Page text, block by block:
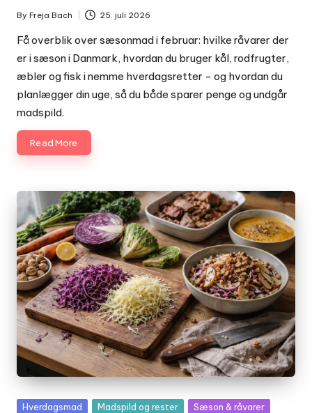
Posted
by
By Freja Bach 25. juli 2026
Få overblik over sæsonmad i februar: hvilke råvarer der
er i sæson i Danmark, hvordan du bruger kål, rodfrugter,
æbler og fisk i nemme hverdagsretter - og hvordan du
planlægger din uge, så du både sparer penge og undgår
madspild.
Read More
Posted
Hverdagsmad Madspild og rester Sæson & råvarer